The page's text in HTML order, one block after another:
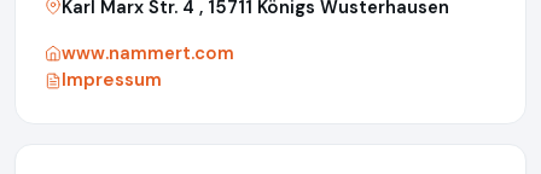
Karl Marx Str. 4 , 15711 Königs Wusterhausen
www.nammert.com
Impressum